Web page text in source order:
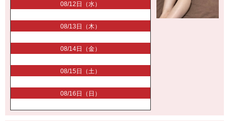
08/12日（水）
08/13日（木）
08/14日（金）
08/15日（土）
08/16日（日）